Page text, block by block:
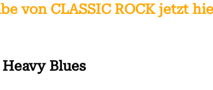
von CLASSIC ROCK jetzt
Blues